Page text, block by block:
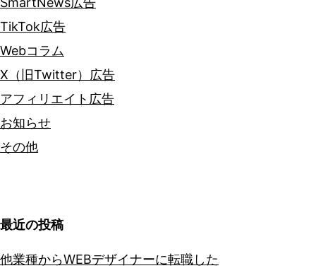
TikTok広告
Webコラム
X（旧Twitter）広告
アフィリエイト広告
お知らせ
その他
最近の投稿
他業種からWEBデザイナーに転職した